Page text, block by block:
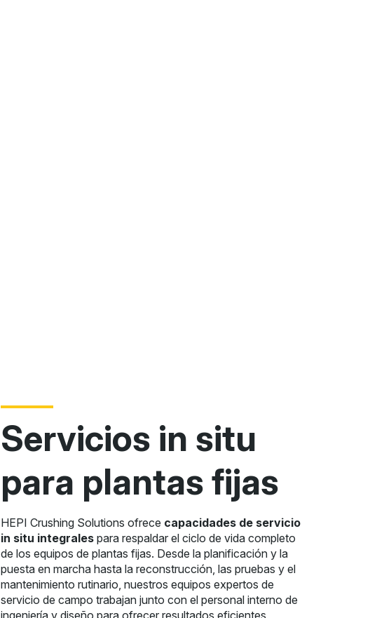
Servicios in situ
para plantas fijas
HEPI Crushing Solutions ofrece capacidades de servicio
in situ integrales para respaldar el ciclo de vida completo
de los equipos de plantas fijas. Desde la planificación y la
puesta en marcha hasta la reconstrucción, las pruebas y el
mantenimiento rutinario, nuestros equipos expertos de
servicio de campo trabajan junto con el personal interno de
ingeniería y diseño para ofrecer resultados eficientes,